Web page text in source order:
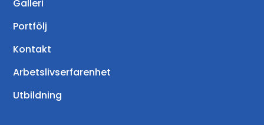
Galleri
Portfölj
Kontakt
Arbetslivserfarenhet
Utbildning